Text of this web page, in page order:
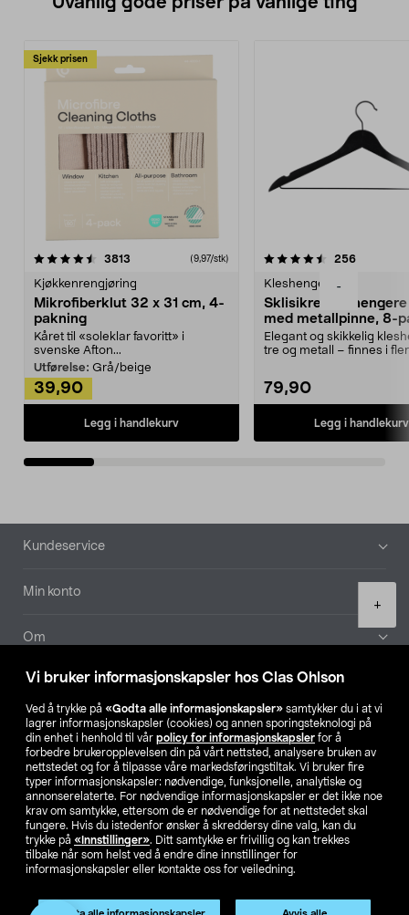
Vi bruker informasjonskapsler hos Clas Ohlson
Ved å trykke på «Godta alle informasjonskapsler» samtykker du i at vi
lagrer informasjonskapsler (cookies) og annen sporingsteknologi på
din enhet i henhold til vår policy for informasjonskapsler for å
forbedre brukeropplevelsen din på vårt nettsted, analysere bruken av
nettstedet og for å tilpasse våre markedsføringstiltak. Vi bruker fire
typer informasjonskapsler: nødvendige, funksjonelle, analytiske og
annonserelaterte. For nødvendige informasjonskapsler er det ikke noe
krav om samtykke, ettersom de er nødvendige for at nettstedet skal
fungere. Hvis du istedenfor ønsker å skreddersy dine valg, kan du
trykke på «Innstillinger». Ditt samtykke er frivillig og kan trekkes
tilbake når som helst ved å endre dine innstillinger for
informasjonskapsler eller kontakte oss for veiledning.
-
+
Sjekk prisen
3813 anmeldelser(9,97/stk)
Kjøkkenrengjøring
Mikrofiberklut 32 x 31 cm, 4-
pakning
Kåret til «soleklar favoritt» i
svenske Afton...
Utførelse: Grå/beige
39,90
Legg i handlekurv
4.5av 5 stjerner 256
Kleshengere
Sklisikre
med metallpinne, 8-
Elegant og skikkelig
tre og metall – finnes i
79,90
Legg i handlekurv
4.5av 5 stjerner
Bunntekst
Kundeservice
Min konto
Om
Aktuelt
Våre selskaper
Finn din butikk
SE NO FI